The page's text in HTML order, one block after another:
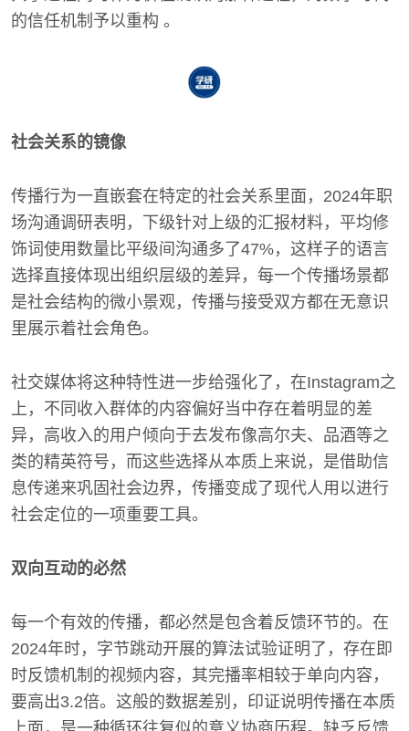
的信任机制予以重构 。
社会关系的镜像
传播行为一直嵌套在特定的社会关系里面，2024年职
场沟通调研表明，下级针对上级的汇报材料，平均修
饰词使用数量比平级间沟通多了47%，这样子的语言
选择直接体现出组织层级的差异，每一个传播场景都
是社会结构的微小景观，传播与接受双方都在无意识
里展示着社会角色。
社交媒体将这种特性进一步给强化了，在Instagram之
上，不同收入群体的内容偏好当中存在着明显的差
异，高收入的用户倾向于去发布像高尔夫、品酒等之
类的精英符号，而这些选择从本质上来说，是借助信
息传递来巩固社会边界，传播变成了现代人用以进行
社会定位的一项重要工具。
双向互动的必然
每一个有效的传播，都必然是包含着反馈环节的。在
2024年时，字节跳动开展的算法试验证明了，存在即
时反馈机制的视频内容，其完播率相较于单向内容，
要高出3.2倍。这般的数据差别，印证说明传播在本质